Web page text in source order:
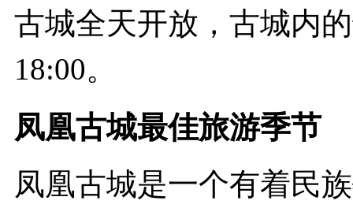
古城全天开放，古城内
18:00。
凤凰古城最佳旅游季节
凤凰古城是一个有着民